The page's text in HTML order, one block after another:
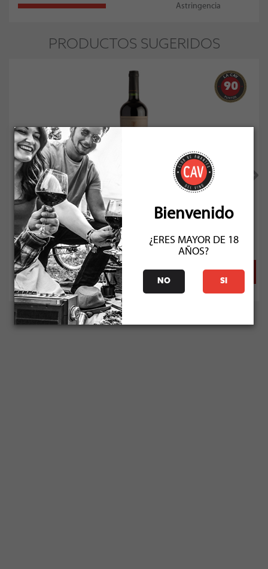
Astringencia
PRODUCTOS SUGERIDOS
90
Punti Ferrer Cabernet Sauvignon Reserva 2024
Socio: $6.291
Normal: $6.990
Stock: 29
Bienvenido
¿ERES MAYOR DE 18
AÑOS?
NO SI